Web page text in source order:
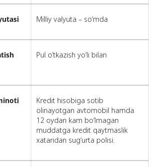
Milliy valyuta – so‘mda
Pul o‘tkazish yo‘li bilan
Kredit hisobiga sotib
olinayotgan avtomobil hamda
12 oydan kam bo‘lmagan
muddatga kredit qaytmaslik
xataridan sug‘urta polisi.